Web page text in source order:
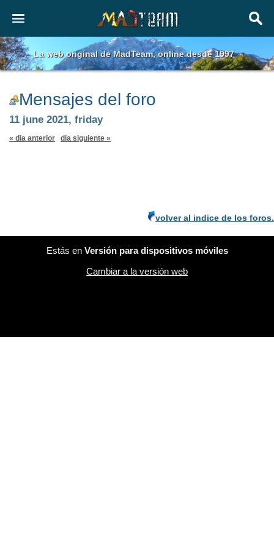
La web original de MadTeam, online desde 1997
Mensajes del foro
11 june 2021, friday
« dia anterior dia siguiente »
volver al indice de los foros.
Estás en Versión para dispositivos móviles
Cambiar a la versión web